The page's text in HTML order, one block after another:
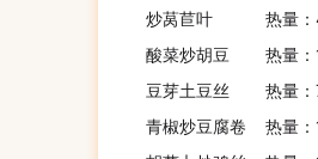
炒莴苣叶
热量
酸菜炒胡豆
热量
豆芽土豆丝
热量
青椒炒豆腐卷
热量